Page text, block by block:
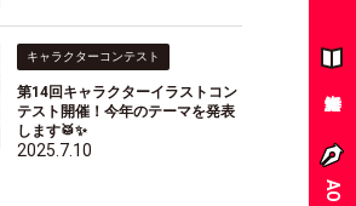
キャラクターコンテスト
第14回キャラクターイラストコン
テスト開催！今年のテーマを発表
します🥁✨
2025.7.10
AO入試